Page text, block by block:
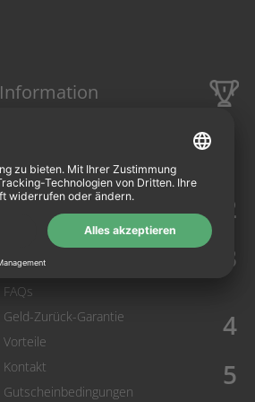
Information
AGB
Datenschutz
Widerrufsbelehrung
Hausmarken-Garantie
Impressum
FAQs
Geld-Zurück-Garantie
Vorteile
Kontakt
Gutscheinbedingungen